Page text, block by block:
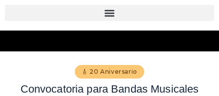
Convocatoria para
🎸 20 Aniversario
Convocatoria para Bandas Musicales